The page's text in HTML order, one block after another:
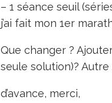
– 1 séance seuil
j’ai fait mon 1er
Que changer ?
seule solution)? Autre
d’avance, merci,